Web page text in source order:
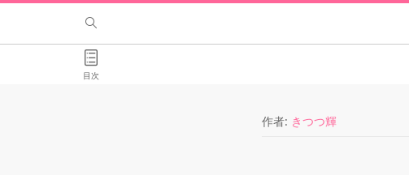
目次
作者: きつつ輝